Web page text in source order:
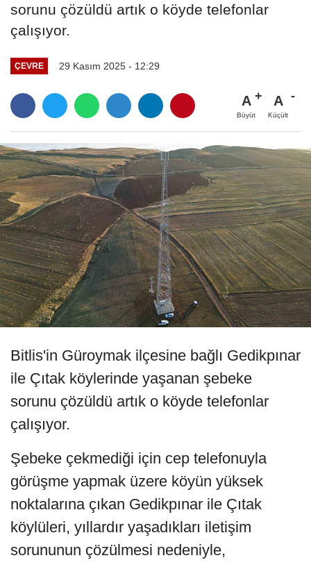
sorunu çözüldü artık o köyde telefonlar
çalışıyor.
ÇEVRE 29 Kasım 2025 - 12:29
A
Büyüt
A
Küçült
Bitlis'in Güroymak ilçesine bağlı Gedikpınar
ile Çıtak köylerinde yaşanan şebeke
sorunu çözüldü artık o köyde telefonlar
çalışıyor.
Şebeke çekmediği için cep telefonuyla
görüşme yapmak üzere köyün yüksek
noktalarına çıkan Gedikpınar ile Çıtak
köylüleri, yıllardır yaşadıkları iletişim
sorununun çözülmesi nedeniyle,